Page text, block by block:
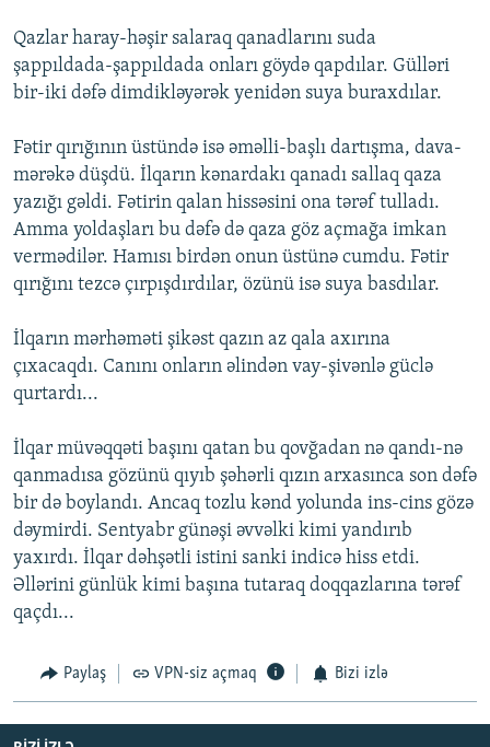
Qazlar haray-həşir salaraq qanadlarını suda
şappıldada-şappıldada onları göydə qapdılar. Gülləri
bir-iki dəfə dimdikləyərək yenidən suya buraxdılar.
Fətir qırığının üstündə isə əməlli-başlı dartışma, dava-
mərəkə düşdü. İlqarın kənardakı qanadı sallaq qaza
yazığı gəldi. Fətirin qalan hissəsini ona tərəf tulladı.
Amma yoldaşları bu dəfə də qaza göz açmağa imkan
vermədilər. Hamısı birdən onun üstünə cumdu. Fətir
qırığını tezcə çırpışdırdılar, özünü isə suya basdılar.
İlqarın mərhəməti şikəst qazın az qala axırına
çıxacaqdı. Canını onların əlindən vay-şivənlə güclə
qurtardı...
İlqar müvəqqəti başını qatan bu qovğadan nə qandı-nə
qanmadısa gözünü qıyıb şəhərli qızın arxasınca son dəfə
bir də boylandı. Ancaq tozlu kənd yolunda ins-cins gözə
dəymirdi. Sentyabr günəşi əvvəlki kimi yandırıb
yaxırdı. İlqar dəhşətli istini sanki indicə hiss etdi.
Əllərini günlük kimi başına tutaraq doqqazlarına tərəf
qaçdı...
Paylaş VPN-siz açmaq Bizi izlə